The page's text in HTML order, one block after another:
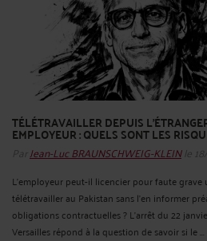
TÉLÉTRAVAILLER DEPUIS
EMPLOYEUR : QUELS SONT LES
Par Jean-Luc BRAUNSCHWEIG-KLEINle
L’employeur peut-il licencier pour faute grave
télétravailler au Pakistan sans l’en informer
obligations contractuelles ? L’arrêt du 22
Versailles répond à la question de savoir si le ...